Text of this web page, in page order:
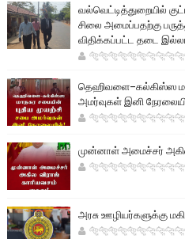
வல்வெட்டித்துறையில்
சிலை அமைப்பதற்கு
விதிக்கப்பட்ட தடை
தெஹிவளை–கல்கிஸ்ஸ
அமர்வுகள் இனி
முன்னாள் அமைச்சர்
அரசு ஊழியர்களுக்கு